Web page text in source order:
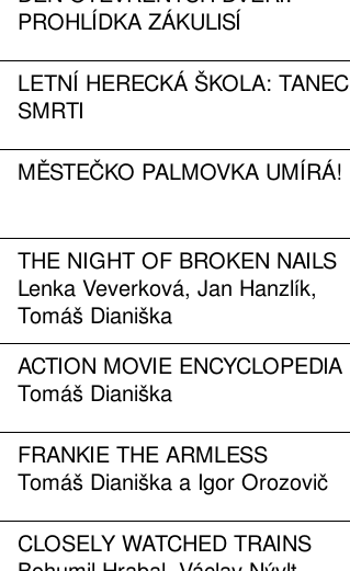
PROHLÍDKA ZÁKULISÍ
LETNÍ HERECKÁ ŠKOLA: TANEC
SMRTI
MĚSTEČKO PALMOVKA UMÍRÁ!
THE NIGHT OF BROKEN NAILS
Lenka Veverková, Jan Hanzlík,
Tomáš Dianiška
ACTION MOVIE ENCYCLOPEDIA
Tomáš Dianiška
FRANKIE THE ARMLESS
Tomáš Dianiška a Igor Orozovič
CLOSELY WATCHED TRAINS